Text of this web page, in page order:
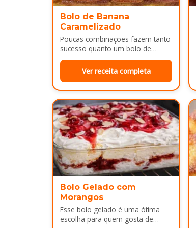
Bolo de Banana
Caramelizado
Poucas combinações fazem tanto
sucesso quanto um bolo de
banana com uma calda
douradinha por cima. Enquanto
assa, aquele cheirinho…
Ver receita completa
Bolo Gelado com
Morangos
Esse bolo gelado é uma ótima
escolha para quem gosta de